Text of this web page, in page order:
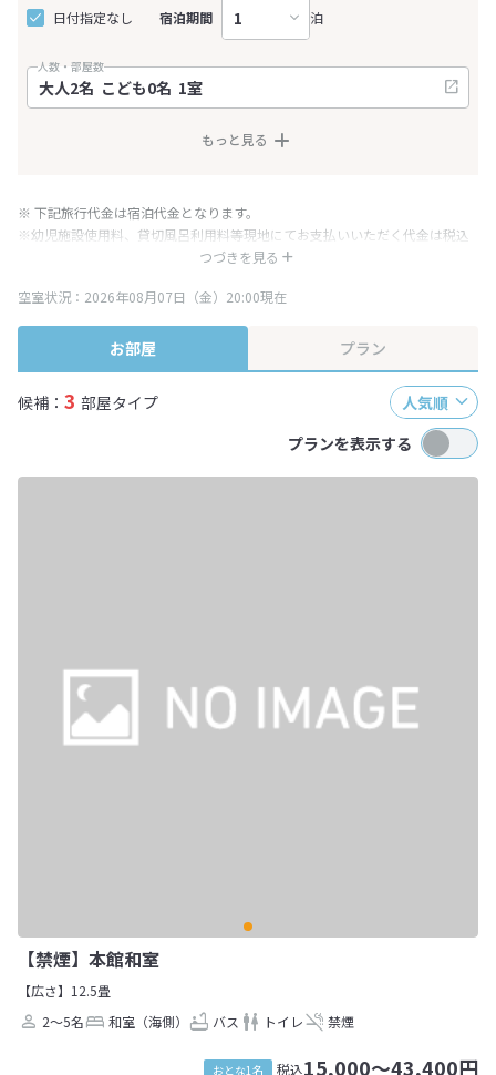
日付指定なし 宿泊期間 泊
人数・部屋数
もっと見る
つづきを見る
※ 下記旅行代金は宿泊代金となります。
※幼児施設使用料、貸切風呂利用料等現地にてお支払いいただく代金は税込
み表記となりますが、消費税増税に伴い代金が一部変更となる場合がござい
※表示されている旅行代金・プラン内容は一定時間ごとに更新されます。最
終確認画面でご確認ください。
空室状況：2026年08月07日（金）20:00現在
お部屋 プラン
候補： 3 部屋タイプ
人気順
プランを表示する
【禁煙】本館和室
【広さ】12.5畳
2～5名
和室（海側） バス トイレ 禁煙
おとな1名 税込15,000～43,400円